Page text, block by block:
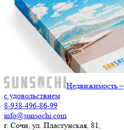
Недвижимость –
с удовольствием
8-938-496-86-99
info@sunsochi.com
г. Сочи, ул. Пластунская, 81,